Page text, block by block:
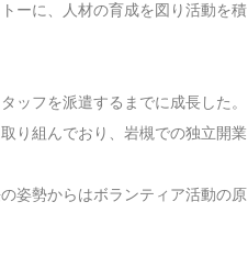
ーに、人材の育成を図り活動を積
ッフを派遣するまでに成長した。
り組んでおり、岩槻での独立開業
姿勢からはボランティア活動の原